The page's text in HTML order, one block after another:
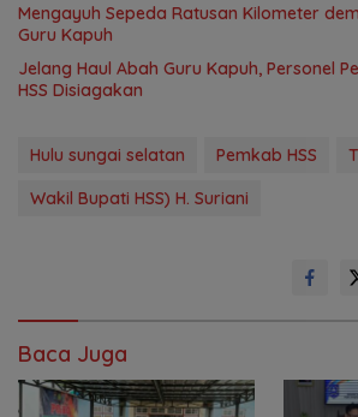
Mengayuh Sepeda Ratusan Kilometer
Guru Kapuh
Jelang Haul Abah Guru Kapuh, Personel
HSS Disiagakan
Hulu sungai selatan Pemkab HSS
Wakil Bupati HSS) H. Suriani
Baca Juga